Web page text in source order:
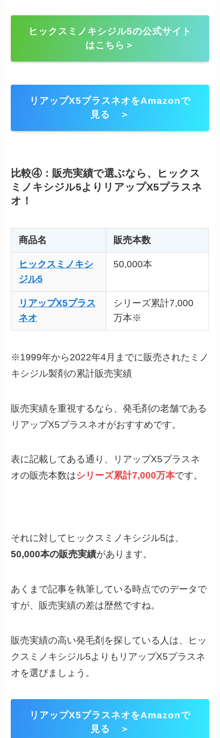
ヒックスミノキシジル5の公式サイト
はこちら＞
リアップX5プラスネオをAmazonで
見る ＞
比較④：販売実績で選ぶなら、ヒックス
ミノキシジル5よりリアップX5プラスネ
オ！
商品名 販売本数
ヒックスミノキシ
ジル5
50,000本
リアップX5プラス
ネオ
シリーズ累計7,000
万本※
※1999年から2022年4月までに販売されたミノ
キシジル製剤の累計販売実績
販売実績を重視するなら、発毛剤の老舗である
リアップX5プラスネオがおすすめです。
表に記載してある通り、リアップX5プラスネ
オの販売本数はシリーズ累計7,000万本です。
それに対してヒックスミノキシジル5は、
50,000本の販売実績があります。
あくまで記事を執筆している時点でのデータで
すが、販売実績の差は歴然ですね。
販売実績の高い発毛剤を探している人は、ヒッ
クスミノキシジル5よりもリアップX5プラスネ
オを選びましょう。
リアップX5プラスネオをAmazonで
見る ＞